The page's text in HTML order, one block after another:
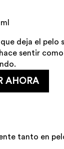
deja el pelo
sentir
AHORA
tanto en